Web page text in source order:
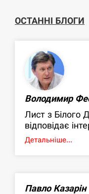
ОСТАННІ БЛОГИ
Володимир
Лист з Білого
відповідає
Детальніше...
Павло Казарін